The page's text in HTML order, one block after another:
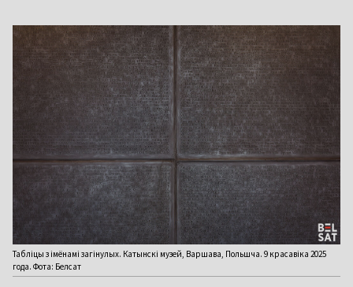
Табліцы з імёнамі загінулых. Катынскі музей, Варшава, Польшча. 9 красавіка 2025
года. Фота: Белсат